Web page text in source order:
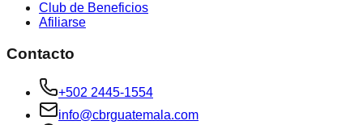
Club de Beneficios
Afiliarse
Contacto
+502 2445-1554
info@cbrguatemala.com